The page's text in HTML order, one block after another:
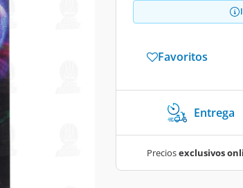
Favoritos
Entrega
Preciosexclusivos